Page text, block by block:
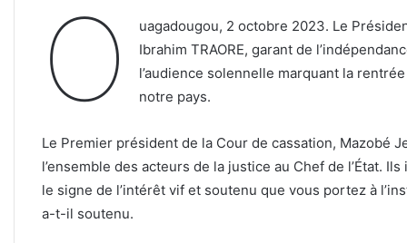
O
uagadougou, 2 octobre 2023. Le
Ibrahim TRAORE, garant de
l’audience solennelle marquant la
notre pays.
Le Premier président de la Cour de cassation, Mazobé
l’ensemble des acteurs de la justice au Chef de l’État.
le signe de l’intérêt vif et soutenu que vous portez à
a-t-il soutenu.